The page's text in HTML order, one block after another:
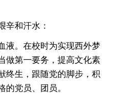
和汗水：
。在校时为实现西外梦
做第一要务，提高文化素
终生，跟随党的脚步，积
的党员、团员。